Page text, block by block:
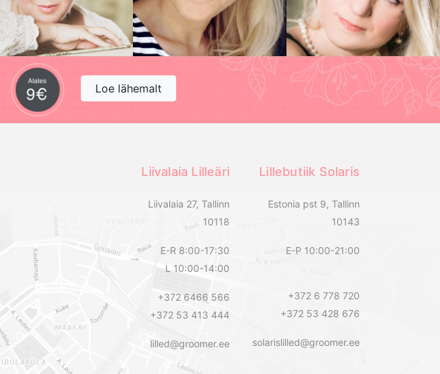
Loe lähemalt
Liivalaia Lilleäri
Liivalaia 27, Tallinn
10118
E-R 8:00-17:30
L 10:00-14:00
+372 6466 566
+372 53 413 444
lilled@groomer.ee
Lillebutiik Solaris
Estonia pst 9, Tallinn
10143
E-P 10:00-21:00
+372 6 778 720
+372 53 428 676
solarislilled@groomer.ee